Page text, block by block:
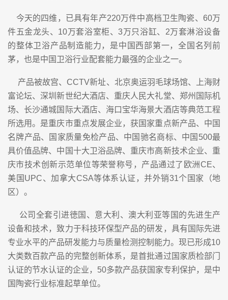
今天的四维，已具有年产220万件中高档卫生陶瓷、60万
件五金龙头、10万套浴室柜、3万只浴缸、2万套淋浴设备
的整体卫浴产品制造能力，是中国西部第一，全国名列前
茅，也是中国卫浴行业配套能力最强的企业之一。
产品被故宫、CCTV新址、北京奥运羽毛球场馆、上海财
富论坛、深圳新世纪大酒店、重庆人民大礼堂、郑州国际机
场、长沙通城国际大酒店、海口宝华海景大酒店等典范工程
所选用。是重庆市重点发展企业，获国家重点新产品、中国
名牌产品、国家质量免检产品、中国驰名商标、中国500最
具价值品牌、中国十大卫浴品牌、重庆市高新技术企业、重
庆市技术创新示范单位等荣誉称号，产品通过了欧洲CE、
美国UPC、加拿大CSA等体系认证，并外销31个国家（地
区）。
公司全套引进徳国、意大利、澳大利亚等国的先进生产
设备和技术，致力于科技环保型产品的研发，具有国际先进
专业水平的产品研发能力与质量检测控制能力。现已形成10
大类数百款产品的完整创新体系，是首批通过国家质检部门
认证的节水认证的企业，50多款产品获国家专利保护，是中
国陶瓷行业标准起草单位。